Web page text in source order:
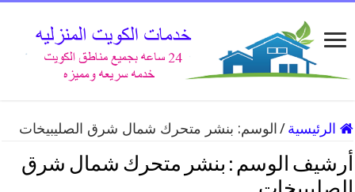
الرئيسية / الوسم: بنشر متحرك شمال شرق الصليبيخات
أرشيف الوسم : بنشر متحرك شمال شرق